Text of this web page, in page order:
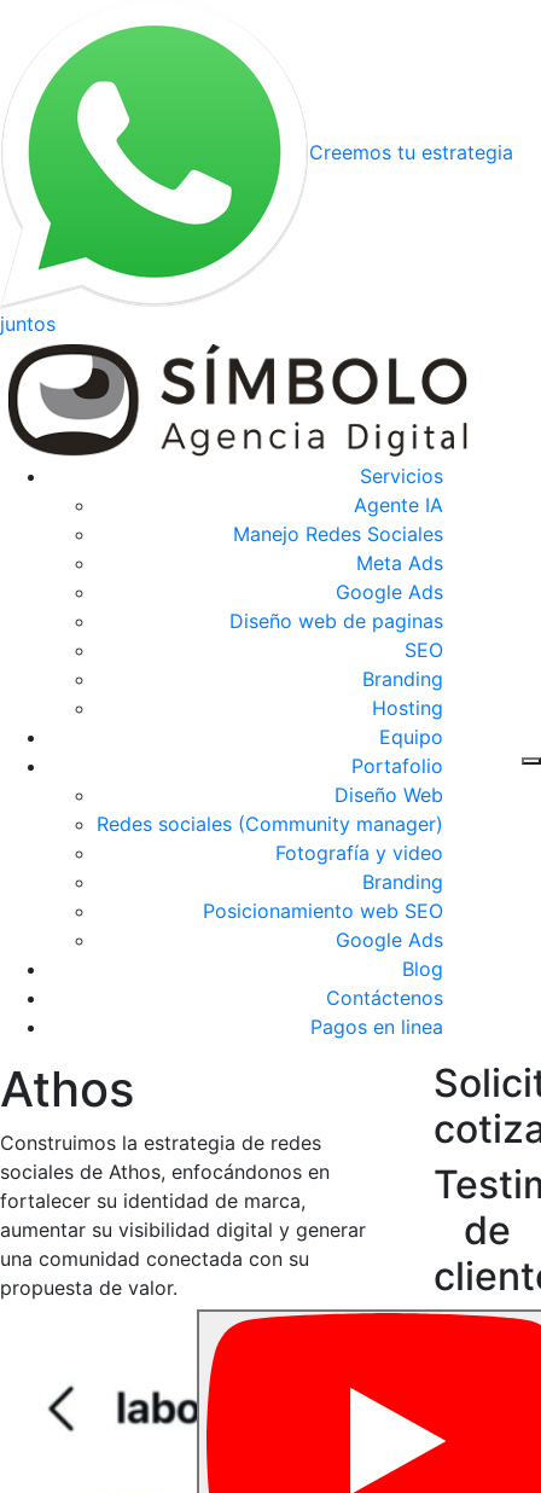
Creemos tu estrategia
juntos
Servicios
Agente IA
Manejo Redes Sociales
Meta Ads
Google Ads
Diseño web de paginas
SEO
Branding
Hosting
Equipo
Portafolio
Diseño Web
Redes sociales (Community manager)
Fotografía y video
Branding
Posicionamiento web SEO
Google Ads
Blog
Contáctenos
Pagos en linea
Athos
Construimos la estrategia de redes
sociales de Athos, enfocándonos en
fortalecer su identidad de marca,
aumentar su visibilidad digital y generar
una comunidad conectada con su
propuesta de valor.
de